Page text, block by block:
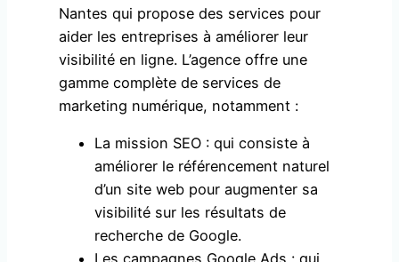
Nantes qui propose des services pour
aider les entreprises à améliorer leur
visibilité en ligne. L’agence offre une
gamme complète de services de
marketing numérique, notamment :
La mission SEO : qui consiste à
améliorer le référencement naturel
d’un site web pour augmenter sa
visibilité sur les résultats de
recherche de Google.